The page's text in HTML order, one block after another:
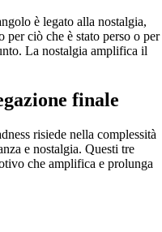
è legato alla nostalgia,
per ciò che è stato perso o per
La nostalgia amplifica il
finale
risiede nella complessità
e nostalgia. Questi tre
che amplifica e prolunga